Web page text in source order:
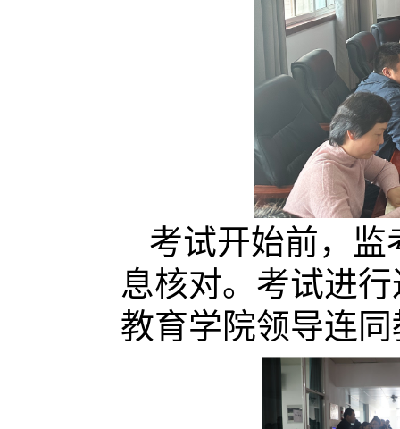
考试开始前，监
息核对。考试进
教育学院领导连